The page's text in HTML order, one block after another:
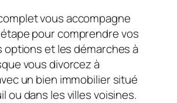
vous accompagne
pour comprendre vos
options et les démarches à
vous divorcez à
un bien immobilier situé
ou dans les villes voisines.